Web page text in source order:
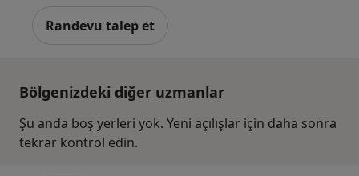
Randevu talep et
Bölgenizdeki diğer uzmanlar
Şu anda boş yerleri yok. Yeni açılışlar için daha sonra
tekrar kontrol edin.